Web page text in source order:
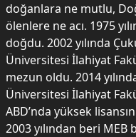
doğanlara ne mutlu,
ölenlere ne acı. 1975
doğdu. 2002 yılında
Üniversitesi İlahiyat
mezun oldu. 2014
Üniversitesi İlahiyat
ABD’nda yüksek
2003 yılından beri MEB